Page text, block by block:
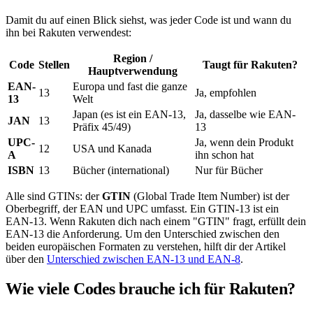
Damit du auf einen Blick siehst, was jeder Code ist und wann du
ihn bei Rakuten verwendest:
Code Stellen
Region /
Hauptverwendung
Taugt für Rakuten?
EAN-
13
13
Europa und fast die ganze
Welt
Ja, empfohlen
JAN 13
Japan (es ist ein EAN-13,
Präfix 45/49)
Ja, dasselbe wie EAN-
13
UPC-
A
12 USA und Kanada
Ja, wenn dein Produkt
ihn schon hat
ISBN 13 Bücher (international) Nur für Bücher
Alle sind GTINs: derGTIN (Global Trade Item Number) ist der
Oberbegriff, der EAN und UPC umfasst. Ein GTIN-13 ist ein
EAN-13. Wenn Rakuten dich nach einem "GTIN" fragt, erfüllt dein
EAN-13 die Anforderung. Um den Unterschied zwischen den
beiden europäischen Formaten zu verstehen, hilft dir der Artikel
über den Unterschied zwischen EAN-13 und EAN-8.
Wie viele Codes brauche ich für Rakuten?